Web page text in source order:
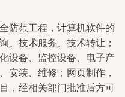
防范工程，计算机软件的
、技术服务、技术转让；
设备、监控设备、电子产
安装、维修；网页制作，
，经相关部门批准后方可